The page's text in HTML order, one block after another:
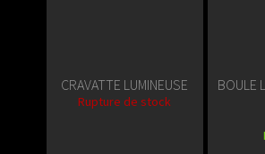
CRAVATTE LUMINEUSE
Rupture de stock
BOULE